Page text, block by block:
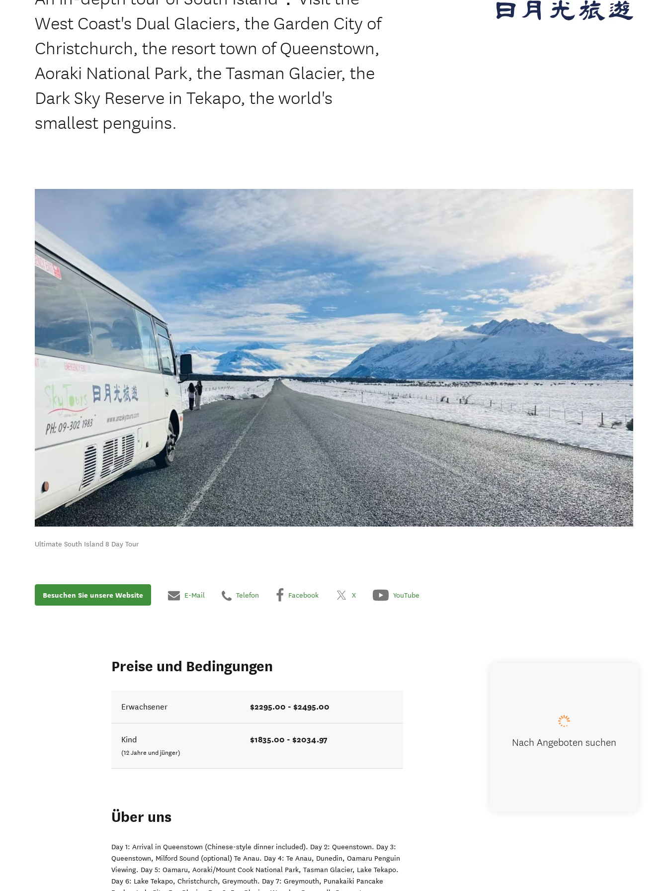
West Coast's Dual Glaciers, the Garden City of
Christchurch, the resort town of Queenstown,
Aoraki National Park, the Tasman Glacier, the
Dark Sky Reserve in Tekapo, the world's
smallest penguins.
Ultimate South Island 8 Day Tour
Besuchen Sie unsere Website E-Mail Telefon Facebook X YouTube
Preise und Bedingungen
Erwachsener $2295.00 - $2495.00
Kind
(12 Jahre und jünger)
$1835.00 - $2034.97
Über uns
Day 1: Arrival in Queenstown (Chinese-style dinner included). Day 2: Queenstown. Day 3:
Queenstown, Milford Sound (optional) Te Anau. Day 4: Te Anau, Dunedin, Oamaru Penguin
Viewing. Day 5: Oamaru, Aoraki/Mount Cook National Park, Tasman Glacier, Lake Tekapo.
Day 6: Lake Tekapo, Christchurch, Greymouth. Day 7: Greymouth, Punakaiki Pancake
Nach Angeboten suchen